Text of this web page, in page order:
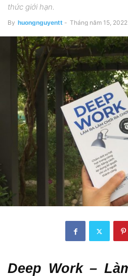
thức giới hạn.
By huongnguyentt - Tháng năm 15, 2022
Deep Work –